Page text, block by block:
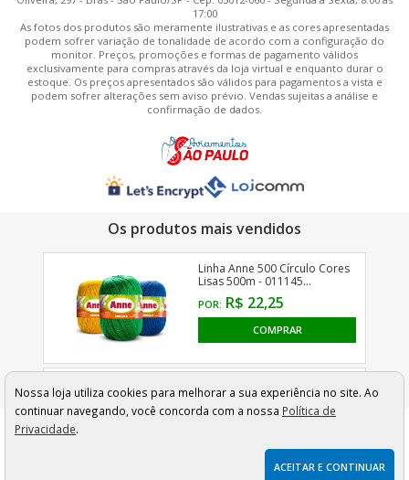
17:00
As fotos dos produtos são meramente ilustrativas e as cores apresentadas
podem sofrer variação de tonalidade de acordo com a configuração do
monitor. Preços, promoções e formas de pagamento válidos
exclusivamente para compras através da loja virtual e enquanto durar o
estoque. Os preços apresentados são válidos para pagamentos a vista e
podem sofrer alterações sem aviso prévio. Vendas sujeitas a análise e
confirmação de dados.
Nossa loja utiliza cookies para melhorar a sua experiência no site. Ao
continuar navegando, você concorda com a nossa Política de
Privacidade.
ACEITAR E CONTINUAR